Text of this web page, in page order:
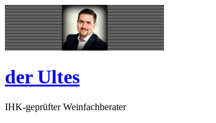
Skip
to
content
Open
Sidebar
der Ultes
IHK-geprüfter Weinfachberater